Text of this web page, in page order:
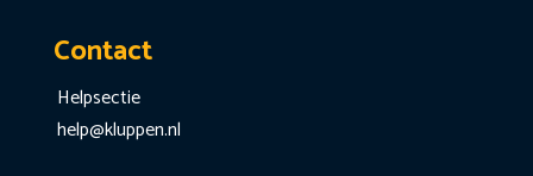
Contact
Helpsectie
help@kluppen.nl